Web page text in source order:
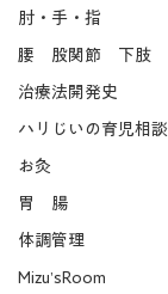
肘・手・指
腰 股関節 下肢
治療法開発史
ハリじいの育児相談
お灸
胃 腸
体調管理
Mizu’sRoom